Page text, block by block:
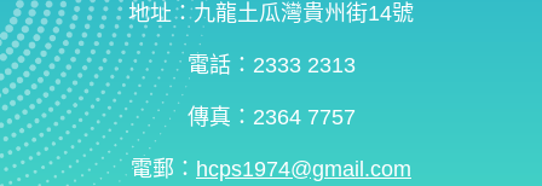
地址：九龍土瓜灣貴州街14號
電話：2333 2313
傳真：2364 7757
電郵： hcps1974@gmail.com